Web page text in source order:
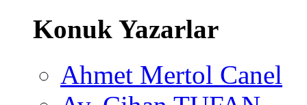
Konuk Yazarlar
Ahmet Mertol Canel